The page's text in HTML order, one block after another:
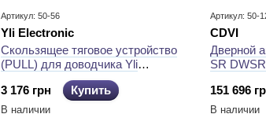
Артикул: 50-56
Yli Electronic
Скользящее тяговое устройство
(PULL) для доводчика Yli
Electronic YAD-200SW с
электроприводом для
автоматических дверей
3 176 грн Купить
В наличии
Артикул: 50-
CDVI
Дверной
SR
151 696
В наличии